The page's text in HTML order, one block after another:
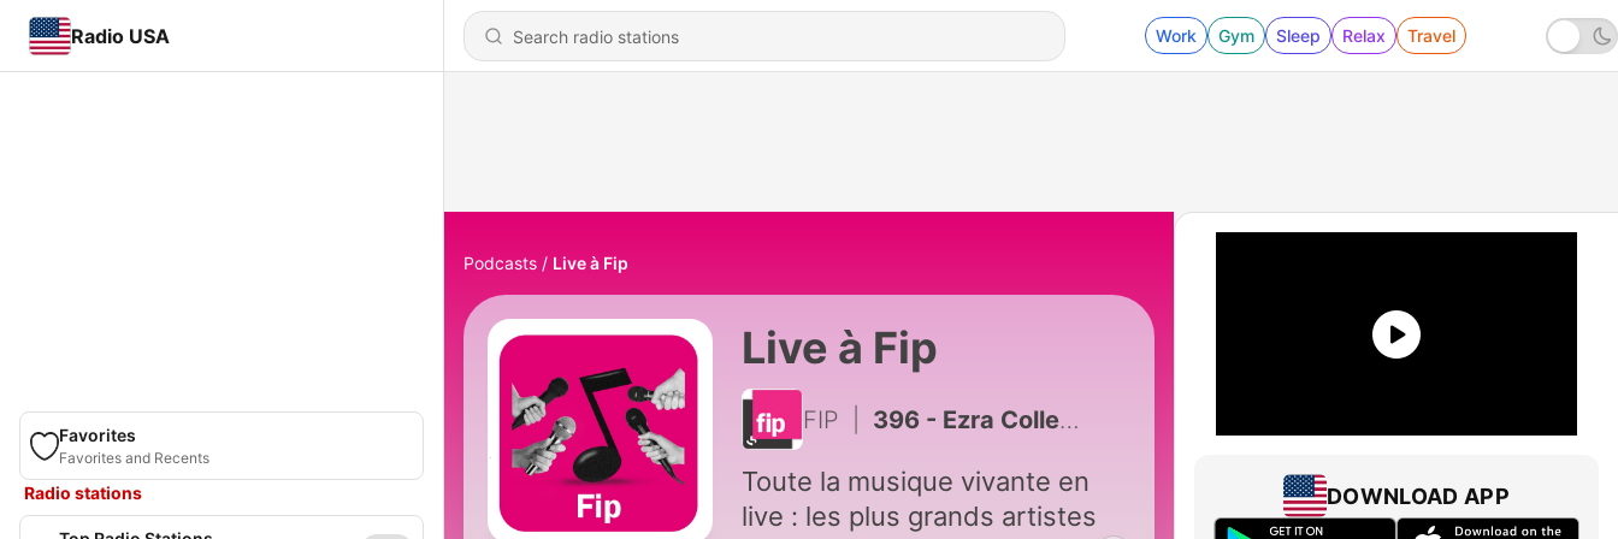
Radio USA Work Gym Sleep Relax Travel
Favorites
Favorites and Recents
Radio stations
Podcasts Live à Fip
Live à Fip
FIP 396 - Ezra Collective au festival Marseille Jazz des 5 Continents
Toute la musique vivante en
live : les plus grands artistes
DOWNLOAD APP